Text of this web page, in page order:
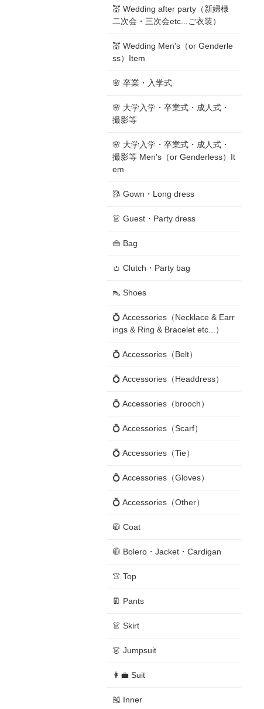
💒 Wedding after party（新婦様
二次会・三次会etc...ご衣装）
💒 Wedding Men's（or Genderle
ss）Item
🌸 卒業・入学式
🌸 大学入学・卒業式・成人式・
撮影等
🌸 大学入学・卒業式・成人式・
撮影等 Men's（or Genderless）It
em
🥻 Gown・Long dress
👗 Guest・Party dress
👜 Bag
👛 Clutch・Party bag
👠 Shoes
💍 Accessories（Necklace & Earr
ings & Ring & Bracelet etc...）
💍 Accessories（Belt）
💍 Accessories（Headdress）
💍 Accessories（brooch）
💍 Accessories（Scarf）
💍 Accessories（Tie）
💍 Accessories（Gloves）
💍 Accessories（Other）
🧥 Coat
🧥 Bolero・Jacket・Cardigan
👚 Top
👖 Pants
👗 Skirt
👗 Jumpsuit
👩‍💼 Suit
🎽 Inner